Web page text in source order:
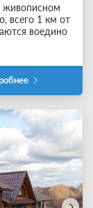
живописном
всего 1 км от
воедино